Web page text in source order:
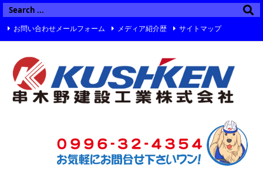
お問い合わせメールフォーム メディア紹介歴 サイトマップ